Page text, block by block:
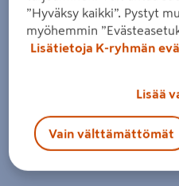
rakenteisiin. Saatavana
on laskettu 6 mm
Lue koko tuotekuvaus
Katso liitetiedostot
”Hyväksy kaikki”. Pystyt
myöhemmin
Lisätietoja K-ryhmän
Lisää
Vain välttämättömät